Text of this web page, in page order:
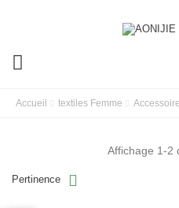
Accueil textiles Femme
Pertinence
Affichage 1-2